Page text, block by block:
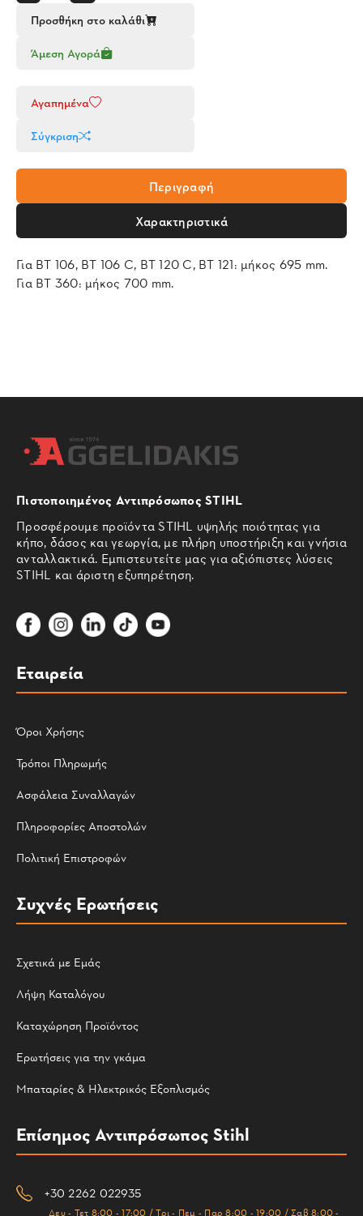
Προσθήκη στο καλάθι
Άμεση Αγορά
Αγαπημένα
Σύγκριση
Περιγραφή
Χαρακτηριστικά
Για BT 106, BT 106 C, BT 120 C, BT 121: μήκος 695 mm.
Για BT 360: μήκος 700 mm.
Πιστοποιημένος Αντιπρόσωπος STIHL
Προσφέρουμε προϊόντα STIHL υψηλής ποιότητας για
κήπο, δάσος και γεωργία, με πλήρη υποστήριξη και γνήσια
ανταλλακτικά. Εμπιστευτείτε μας για αξιόπιστες λύσεις
STIHL και άριστη εξυπηρέτηση.
Εταιρεία
Όροι Χρήσης
Τρόποι Πληρωμής
Ασφάλεια Συναλλαγών
Πληροφορίες Αποστολών
Πολιτική Επιστροφών
Συχνές Ερωτήσεις
Σχετικά με Εμάς
Λήψη Καταλόγου
Καταχώρηση Προϊόντος
Ερωτήσεις για την γκάμα
Μπαταρίες & Ηλεκτρικός Εξοπλισμός
Επίσημος Αντιπρόσωπος Stihl
+30 2262 022935
Δευ - Τετ 8:00 - 17:00 / Τρι - Πεμ - Παρ 8:00 - 19:00 / Σαβ 8:00 -